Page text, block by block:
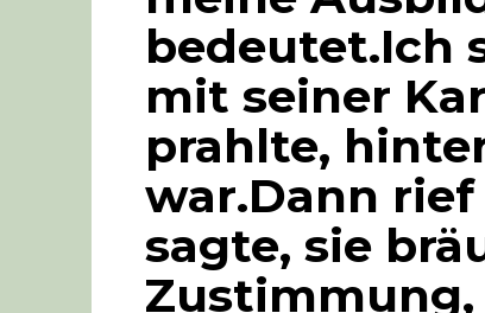
bedeutet.Ich
mit seiner
prahlte,
war.Dann
sagte, sie
Zustimmung,